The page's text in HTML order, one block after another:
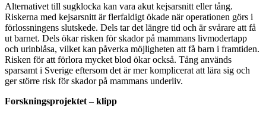
Alternativet till sugklocka kan vara akut kejsarsnitt eller tång.
Riskerna med kejsarsnitt är flerfaldigt ökade när operationen görs i
förlossningens slutskede. Dels tar det längre tid och är svårare att få
ut barnet. Dels ökar risken för skador på mammans livmodertapp
och urinblåsa, vilket kan påverka möjligheten att få barn i framtiden.
Risken för att förlora mycket blod ökar också. Tång används
sparsamt i Sverige eftersom det är mer komplicerat att lära sig och
ger större risk för skador på mammans underliv.
Forskningsprojektet – klipp